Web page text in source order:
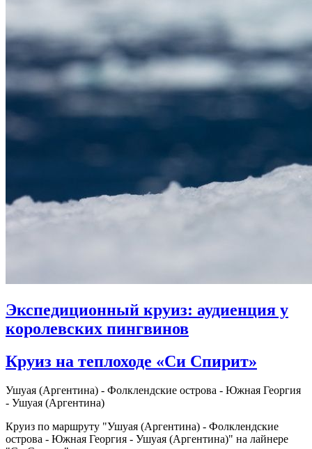
Экспедиционный круиз: аудиенция у
королевских пингвинов
Круиз на теплоходе «Си Спирит»
Ушуая (Аргентина) - Фолклендские острова - Южная Георгия
- Ушуая (Аргентина)
Круиз по маршруту "Ушуая (Аргентина) - Фолклендские
острова - Южная Георгия - Ушуая (Аргентина)" на лайнере